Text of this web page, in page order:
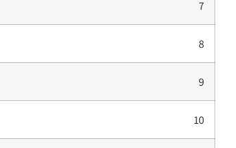
7
8
9
10